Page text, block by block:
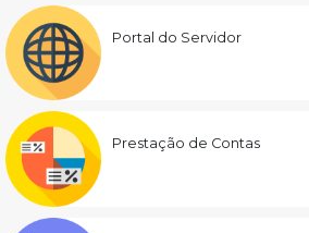
Portal do Servidor
Prestação de Contas